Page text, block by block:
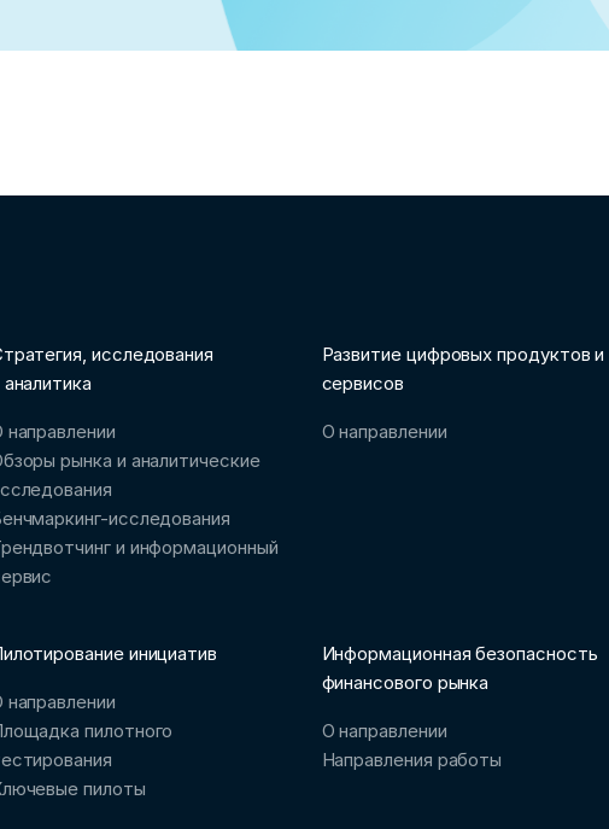
исследования
аналитика
направлении
рынка и аналитические
исследования
и информационный
Развитие цифровых продуктов и
сервисов
О направлении
инициатив
направлении
пилотного
пилоты
Информационная безопасность
финансового рынка
О направлении
Направления работы